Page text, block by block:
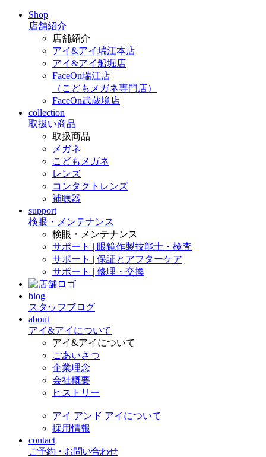
Shop
店舗紹介
店舗紹介
アイ&アイ瑞江本店
アイ&アイ船堀店
FaceOn瑞江店
（こどもメガネ専門店）
FaceOn武蔵境店
collection
取扱い商品
取扱商品
メガネ
こどもメガネ
レンズ
コンタクトレンズ
補聴器
support
検眼・メンテナンス
検眼・メンテナンス
サポート | 眼鏡作製技能士・検査
サポート | 保証とアフターケア
サポート | 修理・交換
blog
スタッフブログ
about
アイ&アイについて
アイ&アイについて
ごあいさつ
企業理念
会社概要
ヒストリー
アイ アンド アイについて
採用情報
contact
ご予約・お問い合わせ